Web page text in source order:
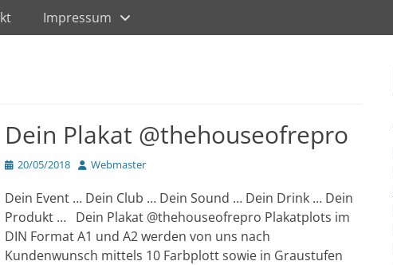
Impressum
Dein Plakat @thehouseofrepro
Veröffentlicht
20/05/2018 Author
Webmaster
Dein Event … Dein Club … Dein Sound … Dein Drink … Dein
Produkt … Dein Plakat @thehouseofrepro Plakatplots im
DIN Format A1 und A2 werden von uns nach
Kundenwunsch mittels 10 Farbplott sowie in Graustufen